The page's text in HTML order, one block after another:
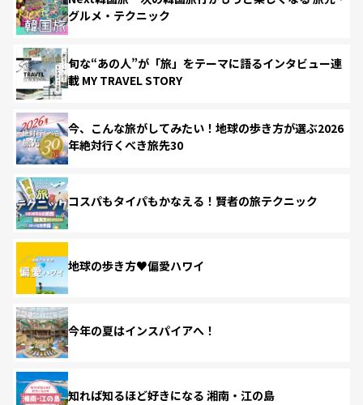
グルメ・テクニック
旬な“あの人”が「旅」をテーマに語るインタビュー連
載 MY TRAVEL STORY
今、こんな旅がしてみたい！地球の歩き方が選ぶ2026
年絶対行くべき旅先30
コスパもタイパもかなえる！賢者の旅テクニック
地球の歩き方♥偏愛ハワイ
今年の夏はインスパイアへ！
知れば知るほど好きになる 湘南・江の島